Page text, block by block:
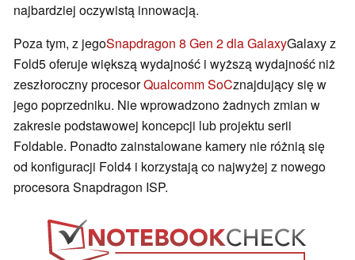
najbardziej oczywistą innowacją.
Poza tym, z jegoSnapdragon 8 Gen 2 dla GalaxyGalaxy z
Fold5 oferuje większą wydajność i wyższą wydajność niż
zeszłoroczny procesorQualcomm SoCznajdujący się w
jego poprzedniku. Nie wprowadzono żadnych zmian w
zakresie podstawowej koncepcji lub projektu serii
Foldable. Ponadto zainstalowane kamery nie różnią się
od konfiguracji Fold4 i korzystają co najwyżej z nowego
procesora Snapdragon ISP.